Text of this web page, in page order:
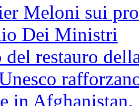
Meloni sui
Dei Ministri
restauro
in